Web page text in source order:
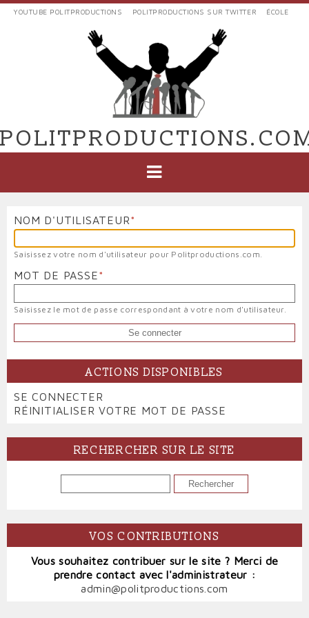
Aller
EXTERNES
POLIT'PRODUCTIONS
YOUTUBE POLITPRODUCTIONS POLITPRODUCTIONS SUR TWITTER ÉCOLE
NOM D'UTILISATEUR
Saisissez votre nom d'utilisateur pour Politproductions.com.
MOT DE PASSE
Saisissez le mot de passe correspondant à votre nom d'utilisateur.
ACTIONS DISPONIBLES
PRIMARY
TABS
SE CONNECTER
ACTIF)
RÉINITIALISER VOTRE MOT DE PASSE
RECHERCHER SUR LE SITE
VOS CONTRIBUTIONS
Vous souhaitez contribuer sur le site ? Merci de
prendre contact avec l'administrateur :
admin@politproductions.com